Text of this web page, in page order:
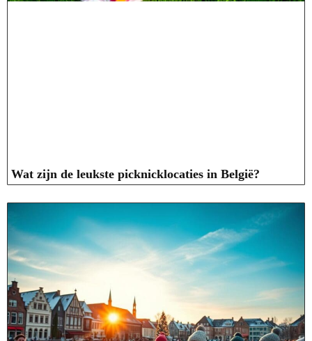
Wat zijn de leukste picknicklocaties in België?